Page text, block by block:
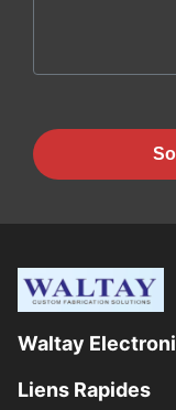
Waltay
Liens Rapides